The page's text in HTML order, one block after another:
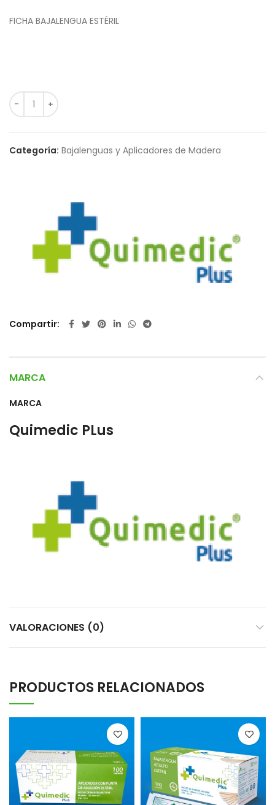
FICHA BAJALENGUA ESTÉRIL
Categoría: Bajalenguas y Aplicadores de Madera
Compartir
MARCA
MARCA
Quimedic PLus
VALORACIONES (0)
PRODUCTOS RELACIONADOS